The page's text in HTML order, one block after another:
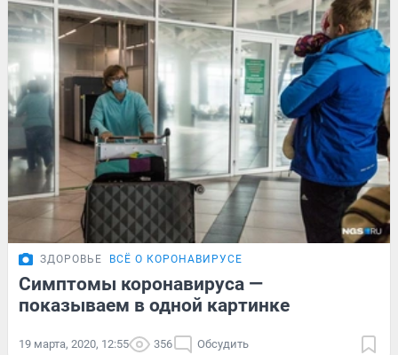
ЗДОРОВЬЕ ВСЁ О КОРОНАВИРУСЕ
Симптомы коронавируса —
показываем в одной картинке
19 марта, 2020, 12:55 356 Обсудить